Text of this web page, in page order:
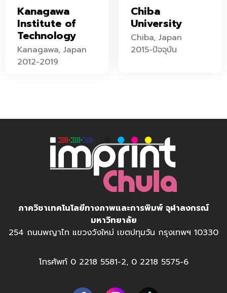
Kanagawa
Institute of
Technology
Kanagawa, Japan
2012-2019
Chiba
University
Chiba, Japan
2015-ปัจจุบัน
ภาควิชาเทคโนโลยีทางภาพและการพิมพ์ จุฬาลงกรณ์
มหาวิทยาลัย
254 ถนนพญาไท แขวงวังใหม่ เขตปทุมวัน กรุงเทพฯ 10330
โทรศัพท์ 0 2218 5581-2, 0 2218 5575-6